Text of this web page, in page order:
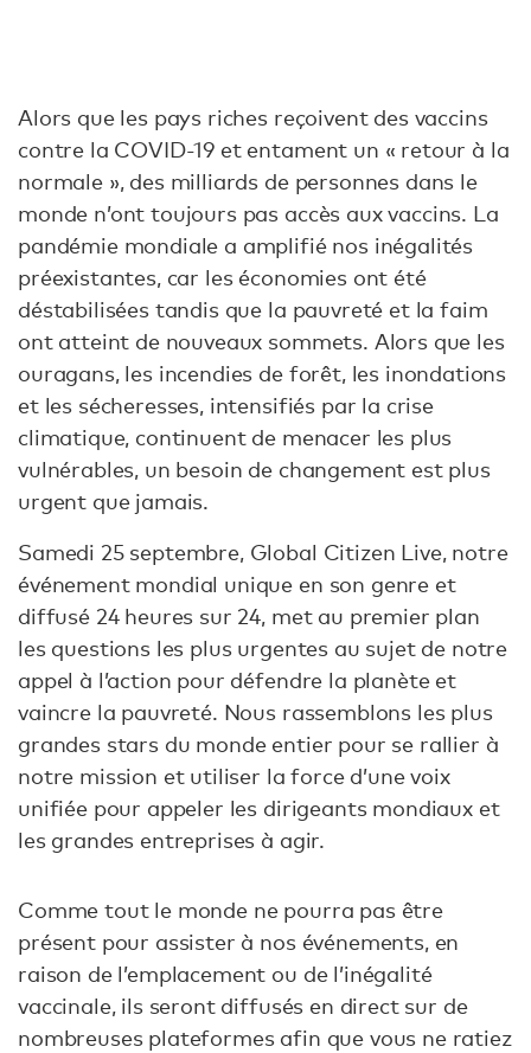
Alors que les pays riches reçoivent des vaccins
contre la COVID-19 et entament un « retour à la
normale », des milliards de personnes dans le
monde n’ont toujours pas accès aux vaccins. La
pandémie mondiale a amplifié nos inégalités
préexistantes, car les économies ont été
déstabilisées tandis que la pauvreté et la faim
ont atteint de nouveaux sommets. Alors que les
ouragans, les incendies de forêt, les inondations
et les sécheresses, intensifiés par la crise
climatique, continuent de menacer les plus
vulnérables, un besoin de changement est plus
urgent que jamais.
Samedi 25 septembre, Global Citizen Live, notre
événement mondial unique en son genre et
diffusé 24 heures sur 24, met au premier plan
les questions les plus urgentes au sujet de notre
appel à l’action pour défendre la planète et
vaincre la pauvreté. Nous rassemblons les plus
grandes stars du monde entier pour se rallier à
notre mission et utiliser la force d’une voix
unifiée pour appeler les dirigeants mondiaux et
les grandes entreprises à agir.
Comme tout le monde ne pourra pas être
présent pour assister à nos événements, en
raison de l’emplacement ou de l’inégalité
vaccinale, ils seront diffusés en direct sur de
nombreuses plateformes afin que vous ne ratiez